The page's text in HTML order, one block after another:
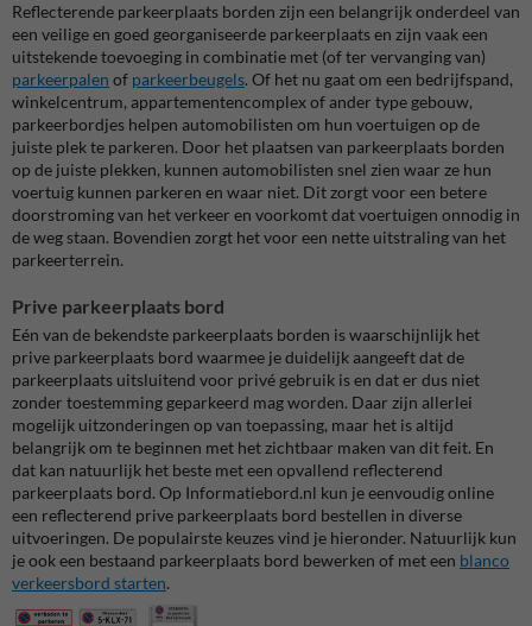
Reflecterende parkeerplaats borden zijn een belangrijk onderdeel van
een veilige en goed georganiseerde parkeerplaats en zijn vaak een
uitstekende toevoeging in combinatie met (of ter vervanging van)
parkeerpalen of parkeerbeugels. Of het nu gaat om een bedrijfspand,
winkelcentrum, appartementencomplex of ander type gebouw,
parkeerbordjes helpen automobilisten om hun voertuigen op de
juiste plek te parkeren. Door het plaatsen van parkeerplaats borden
op de juiste plekken, kunnen automobilisten snel zien waar ze hun
voertuig kunnen parkeren en waar niet. Dit zorgt voor een betere
doorstroming van het verkeer en voorkomt dat voertuigen onnodig in
de weg staan. Bovendien zorgt het voor een nette uitstraling van het
parkeerterrein.
Prive parkeerplaats bord
Eén van de bekendste parkeerplaats borden is waarschijnlijk het
prive parkeerplaats bord waarmee je duidelijk aangeeft dat de
parkeerplaats uitsluitend voor privé gebruik is en dat er dus niet
zonder toestemming geparkeerd mag worden. Daar zijn allerlei
mogelijk uitzonderingen op van toepassing, maar het is altijd
belangrijk om te beginnen met het zichtbaar maken van dit feit. En
dat kan natuurlijk het beste met een opvallend reflecterend
parkeerplaats bord. Op Informatiebord.nl kun je eenvoudig online
een reflecterend prive parkeerplaats bord bestellen in diverse
uitvoeringen. De populairste keuzes vind je hieronder. Natuurlijk kun
je ook een bestaand parkeerplaats bord bewerken of met een blanco
verkeersbord starten.